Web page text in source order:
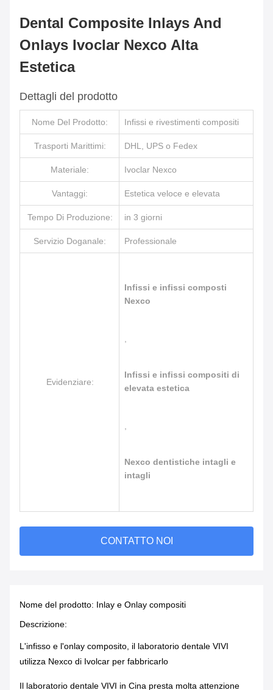
Dental Composite Inlays And
Onlays Ivoclar Nexco Alta
Estetica
Dettagli del prodotto
Nome Del Prodotto: Infissi e rivestimenti compositi
Trasporti Marittimi: DHL, UPS o Fedex
Materiale: Ivoclar Nexco
Vantaggi: Estetica veloce e elevata
Tempo Di Produzione: in 3 giorni
Servizio Doganale: Professionale
Evidenziare:
Infissi e infissi composti
Nexco
Infissi e infissi compositi di
elevata estetica
Nexco dentistiche intagli e
intagli
CONTATTO NOI
Nome del prodotto: Inlay e Onlay compositi
Descrizione:
L'infisso e l'onlay composito, il laboratorio dentale VIVI
utilizza Nexco di Ivolcar per fabbricarlo
Il laboratorio dentale VIVI in Cina presta molta attenzione